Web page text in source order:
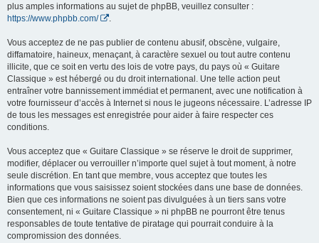
plus amples informations au sujet de phpBB, veuillez consulter :
https://www.phpbb.com/
Vous acceptez de ne pas publier de contenu abusif, obscène, vulgaire,
diffamatoire, haineux, menaçant, à caractère sexuel ou tout autre contenu
illicite, que ce soit en vertu des lois de votre pays, du pays où « Guitare
Classique » est hébergé ou du droit international. Une telle action peut
entraîner votre bannissement immédiat et permanent, avec une notification à
votre fournisseur d’accès à Internet si nous le jugeons nécessaire. L’adresse IP
de tous les messages est enregistrée pour aider à faire respecter ces
conditions.
Vous acceptez que « Guitare Classique » se réserve le droit de supprimer,
modifier, déplacer ou verrouiller n’importe quel sujet à tout moment, à notre
seule discrétion. En tant que membre, vous acceptez que toutes les
informations que vous saisissez soient stockées dans une base de données.
Bien que ces informations ne soient pas divulguées à un tiers sans votre
consentement, ni « Guitare Classique » ni phpBB ne pourront être tenus
responsables de toute tentative de piratage qui pourrait conduire à la
compromission des données.